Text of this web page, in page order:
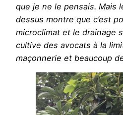
que je ne le pensais. Mais
dessus montre que c’est
microclimat et le drainage
cultive des avocats à la
maçonnerie et beaucoup